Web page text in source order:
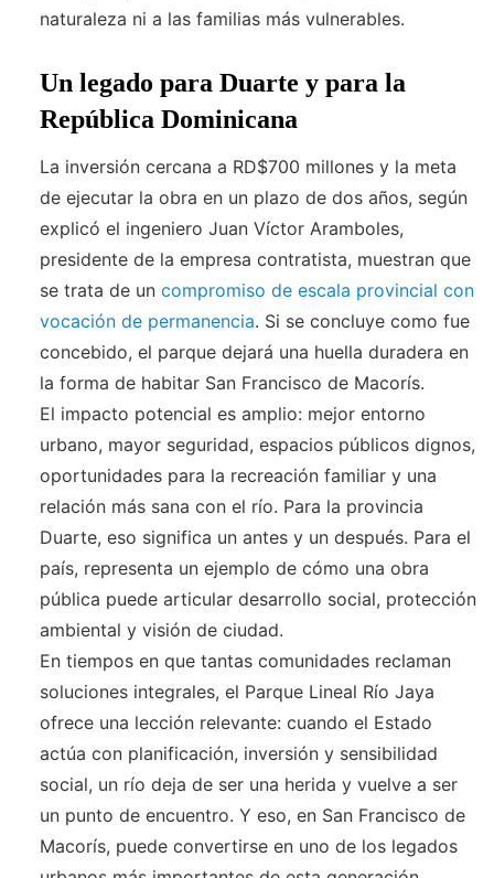
naturaleza ni a las familias más vulnerables.
Un legado para Duarte y para la
República Dominicana
La inversión cercana a RD$700 millones y la meta
de ejecutar la obra en un plazo de dos años, según
explicó el ingeniero Juan Víctor Aramboles,
presidente de la empresa contratista, muestran que
se trata de un compromiso de escala provincial con
vocación de permanencia. Si se concluye como fue
concebido, el parque dejará una huella duradera en
la forma de habitar San Francisco de Macorís.
El impacto potencial es amplio: mejor entorno
urbano, mayor seguridad, espacios públicos dignos,
oportunidades para la recreación familiar y una
relación más sana con el río. Para la provincia
Duarte, eso significa un antes y un después. Para el
país, representa un ejemplo de cómo una obra
pública puede articular desarrollo social, protección
ambiental y visión de ciudad.
En tiempos en que tantas comunidades reclaman
soluciones integrales, el Parque Lineal Río Jaya
ofrece una lección relevante: cuando el Estado
actúa con planificación, inversión y sensibilidad
social, un río deja de ser una herida y vuelve a ser
un punto de encuentro. Y eso, en San Francisco de
Macorís, puede convertirse en uno de los legados